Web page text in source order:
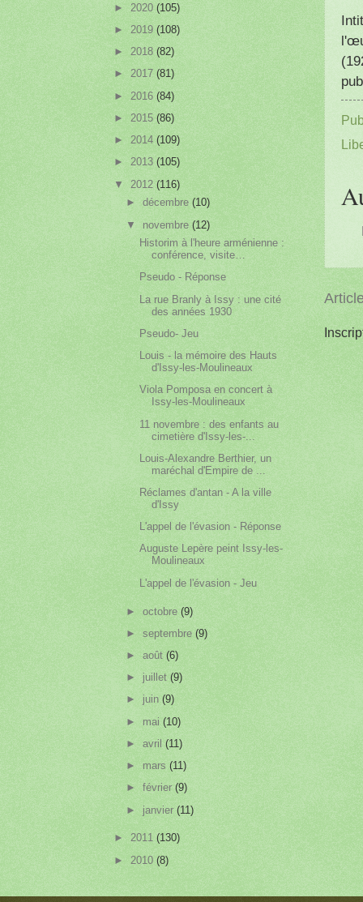
► 2020 (105)
► 2019 (108)
► 2018 (82)
► 2017 (81)
► 2016 (84)
► 2015 (86)
► 2014 (109)
► 2013 (105)
▼ 2012 (116)
►décembre(10)
▼ novembre(12)
Historim à l'heure arménienne :
conférence, visite…
Pseudo - Réponse
La rue Branly à Issy : une cité
des années 1930
Pseudo- Jeu
Louis - la mémoire des Hauts
d'Issy-les-Moulineaux
Viola Pomposa en concert à
Issy-les-Moulineaux
11 novembre : des enfants au
cimetière d'Issy-les-...
Louis-Alexandre Berthier, un
maréchal d'Empire de ...
Réclames d'antan - A la ville
d'Issy
L'appel de l'évasion - Réponse
Auguste Lepère peint Issy-les-
Moulineaux
L'appel de l'évasion - Jeu
►octobre(9)
►septembre(9)
►août(6)
► juillet(9)
► juin(9)
► mai(10)
►avril(11)
►mars(11)
►février(9)
► janvier(11)
► 2011 (130)
► 2010 (8)